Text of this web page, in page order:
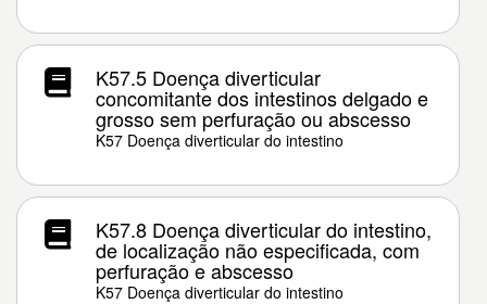
K57.5 Doença diverticular
concomitante dos intestinos delgado e
grosso sem perfuração ou abscesso
K57 Doença diverticular do intestino
K57.8 Doença diverticular do intestino,
de localização não especificada, com
perfuração e abscesso
K57 Doença diverticular do intestino